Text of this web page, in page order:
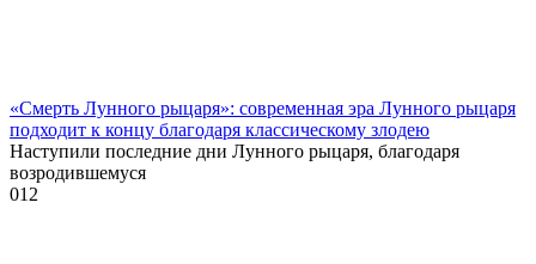
«Смерть Лунного рыцаря»: современная эра Лунного рыцаря
подходит к концу благодаря классическому злодею
Наступили последние дни Лунного рыцаря, благодаря
возродившемуся
012